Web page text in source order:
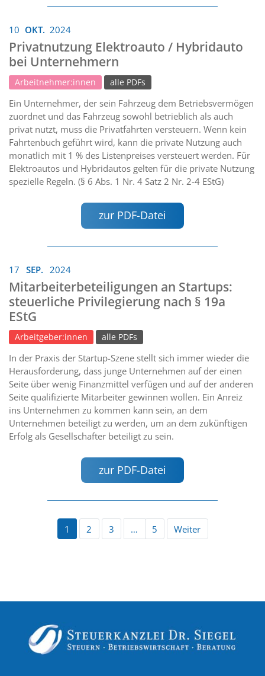
10 OKT. 2024
Privatnutzung Elektroauto / Hybridauto
bei Unternehmern
Arbeitnehmer:innen alle PDFs
Ein Unternehmer, der sein Fahrzeug dem Betriebsvermögen
zuordnet und das Fahrzeug sowohl betrieblich als auch
privat nutzt, muss die Privatfahrten versteuern. Wenn kein
Fahrtenbuch geführt wird, kann die private Nutzung auch
monatlich mit 1 % des Listenpreises versteuert werden. Für
Elektroautos und Hybridautos gelten für die private Nutzung
spezielle Regeln. (§ 6 Abs. 1 Nr. 4 Satz 2 Nr. 2-4 EStG)
zur PDF-Datei
17 SEP. 2024
Mitarbeiterbeteiligungen an Startups:
steuerliche Privilegierung nach § 19a
EStG
Arbeitgeber:innen alle PDFs
In der Praxis der Startup-Szene stellt sich immer wieder die
Herausforderung, dass junge Unternehmen auf der einen
Seite über wenig Finanzmittel verfügen und auf der anderen
Seite qualifizierte Mitarbeiter gewinnen wollen. Ein Anreiz
ins Unternehmen zu kommen kann sein, an dem
Unternehmen beteiligt zu werden, um an dem zukünftigen
Erfolg als Gesellschafter beteiligt zu sein.
zur PDF-Datei
1 2 3 … 5 Weiter